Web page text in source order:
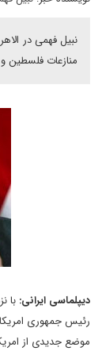
نبیل فهمی در
منازعات فلسطین
دیپلماسی ایرانی: با
رئیس جمهوری
موضع جدیدی از